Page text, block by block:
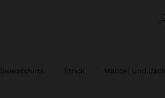
Sweatshirts Strick Mäntel und